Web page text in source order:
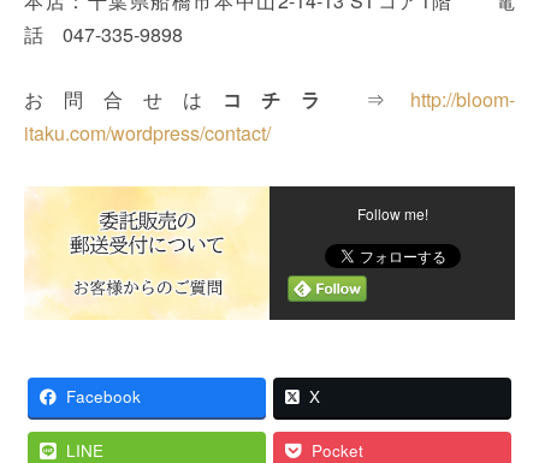
話 047-335-9898
お問合せは コチラ ⇒ http://bloom-
itaku.com/wordpress/contact/
Follow me!
Facebook X
LINE Pocket